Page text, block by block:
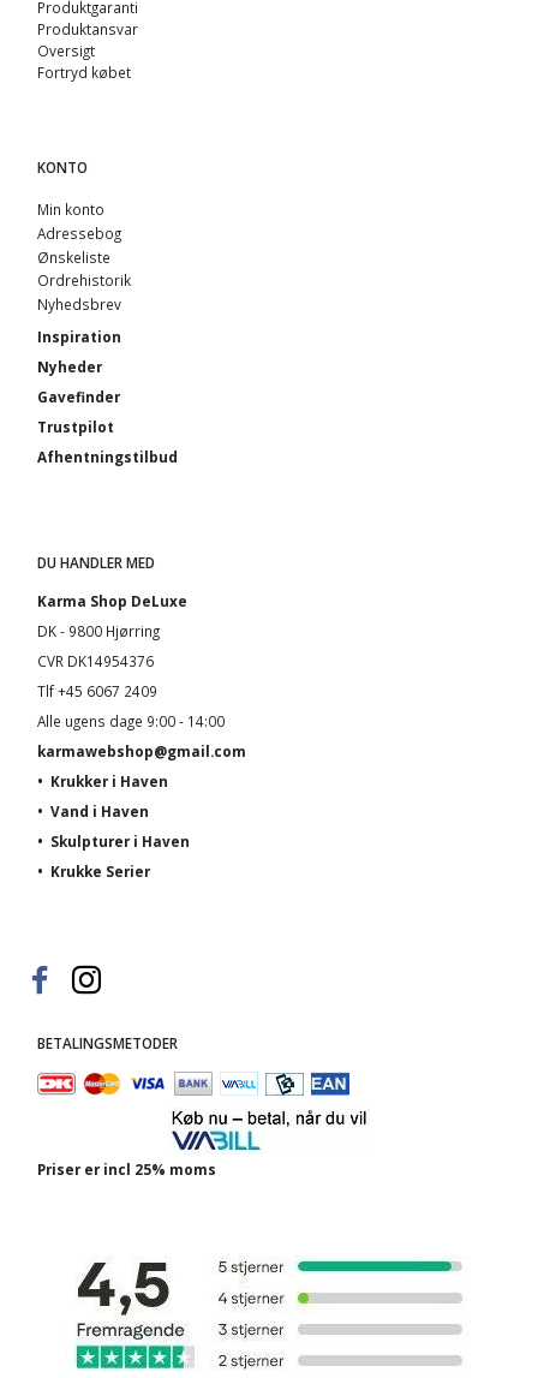
Produktgaranti
Produktansvar
Oversigt
Fortryd købet
KONTO
Min konto
Adressebog
Ønskeliste
Ordrehistorik
Nyhedsbrev
Inspiration
Nyheder
Gavefinder
Trustpilot
Afhentningstilbud
DU HANDLER MED
Karma Shop DeLuxe
DK - 9800 Hjørring
CVR DK14954376
Tlf +45 6067 2409
Alle ugens dage 9:00 - 14:00
karmawebshop@gmail.com
• Krukker i Haven
• Vand i Haven
• Skulpturer i Haven
• Krukke Serier
BETALINGSMETODER
Priser er incl 25% moms